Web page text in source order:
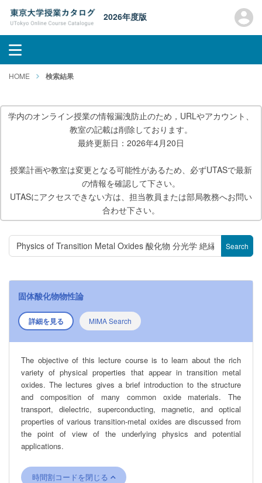
2026年度版
HOME 検索結果
学内のオンライン授業の情報漏洩防止のため，URLやアカウント、
教室の記載は削除しております。
最終更新日：2026年4月20日
授業計画や教室は変更となる可能性があるため、必ずUTASで最新
の情報を確認して下さい。
UTASにアクセスできない方は、担当教員または部局教務へお問い
合わせ下さい。
Search
固体酸化物物性論
詳細を見る MIMA Search
The objective of this lecture course is to learn about the rich
variety of physical properties that appear in transition metal
oxides. The lectures gives a brief introduction to the structure
and composition of many common oxide materials. The
transport, dielectric, superconducting, magnetic, and optical
properties of various transition-metal oxides are discussed from
the point of view of the underlying physics and potential
applications.
時間割コードを閉じる